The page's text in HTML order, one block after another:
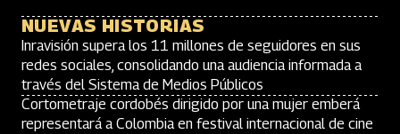
NUEVAS HISTORIAS
Inravisión supera los 11 millones de seguidores en sus
redes sociales, consolidando una audiencia informada a
través del Sistema de Medios Públicos
Cortometraje cordobés dirigido por una mujer emberá
representará a Colombia en festival internacional de cine